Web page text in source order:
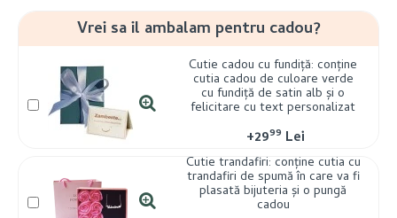
Vrei sa il ambalam pentru cadou?
Cutie cadou cu fundiță: conține
cutia cadou de culoare verde
cu fundiță de satin alb și o
felicitare cu text personalizat
+2999 Lei
Cutie trandafiri: conține cutia cu
trandafiri de spumă în care va fi
plasată bijuteria și o pungă
cadou